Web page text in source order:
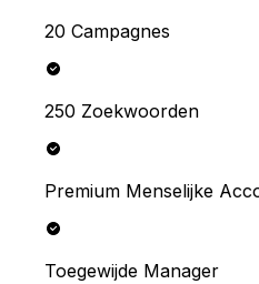
20 Campagnes
250 Zoekwoorden
Premium Menselijke
Toegewijde Manager